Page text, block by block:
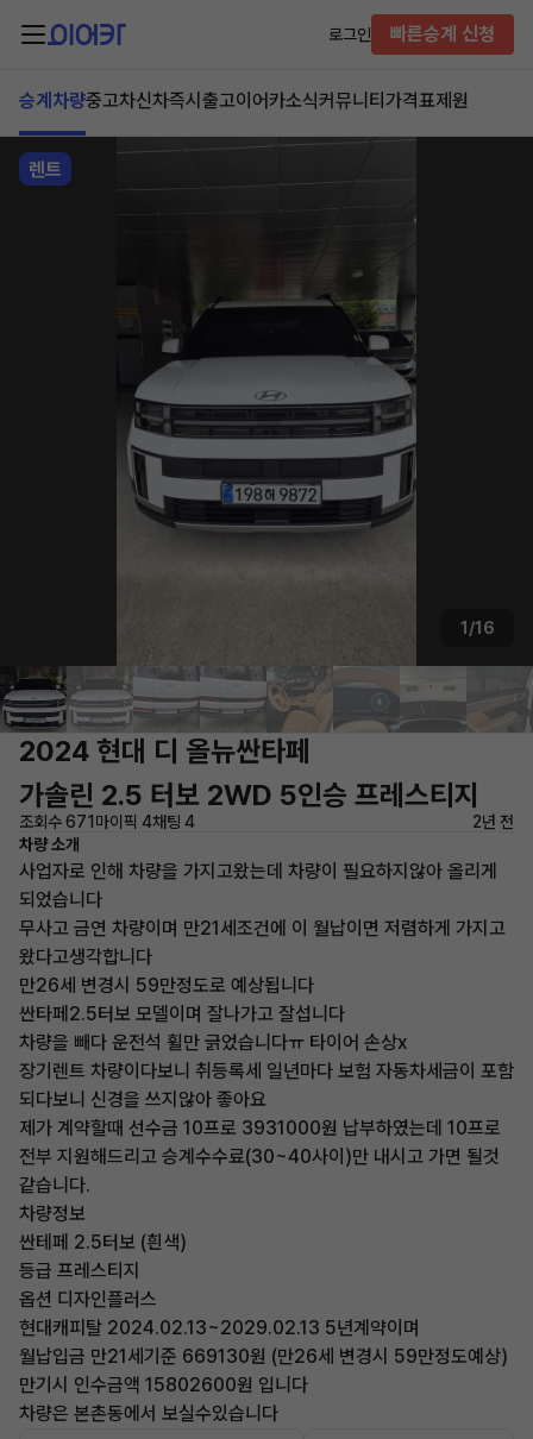
로그인 빠른승계 신청
승계차량중고차신차즉시출고이어카소식커뮤니티 가격표제원
렌트
1/16
2024 현대 디 올뉴싼타페
가솔린 2.5 터보 2WD 5인승 프레스티지
조회수 671 마이픽 4채팅 4
2년 전
차량 소개
사업자로 인해 차량을 가지고왔는데 차량이 필요하지않아 올리게
되었습니다
무사고 금연 차량이며 만21세조건에 이 월납이면 저렴하게 가지고
왔다고생각합니다
만26세 변경시 59만정도로 예상됩니다
싼타페2.5터보 모델이며 잘나가고 잘섭니다
차량을 빼다 운전석 휠만 긁었습니다ㅠ 타이어 손상x
장기렌트 차량이다보니 취등록세 일년마다 보험 자동차세금이 포함
되다보니 신경을 쓰지않아 좋아요
제가 계약할때 선수금 10프로 3931000원 납부하였는데 10프로
전부 지원해드리고 승계수수료(30~40사이)만 내시고 가면 될것
같습니다.
차량정보
싼테페 2.5터보 (흰색)
등급 프레스티지
옵션 디자인플러스
현대캐피탈 2024.02.13~2029.02.13 5년계약이며
월납입금 만21세기준 669130원 (만26세 변경시 59만정도예상)
만기시 인수금액 15802600원 입니다
차량은 본촌동에서 보실수있습니다